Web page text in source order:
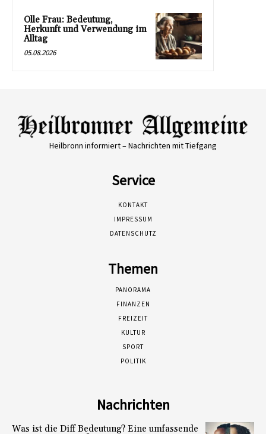
Olle Frau: Bedeutung,
Herkunft und Verwendung im
Alltag
05.08.2026
Heilbronn informiert – Nachrichten mit Tiefgang
Service
KONTAKT
IMPRESSUM
DATENSCHUTZ
Themen
PANORAMA
FINANZEN
FREIZEIT
KULTUR
SPORT
POLITIK
Nachrichten
Was ist die Diff Bedeutung? Eine umfassende